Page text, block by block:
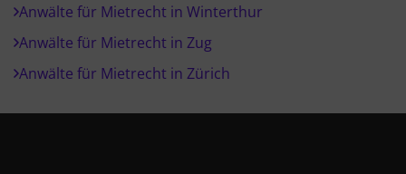
Anwälte für Mietrecht in Winterthur
Anwälte für Mietrecht in Zug
Anwälte für Mietrecht in Zürich